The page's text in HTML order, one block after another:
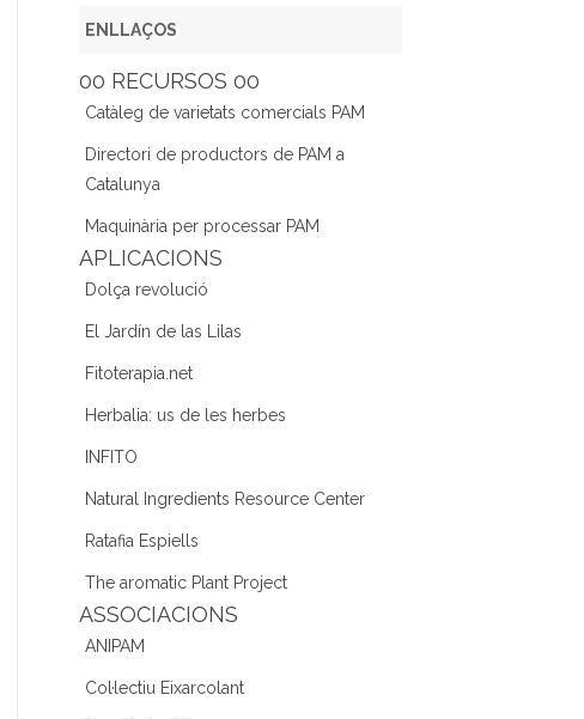
c
e
b
o
o
k
itt
er gr
a
m
dI
n
ENLLAÇOS
00 RECURSOS 00
Catàleg de varietats comercials PAM
Directori de productors de PAM a
Catalunya
Maquinària per processar PAM
APLICACIONS
Dolça revolució
El Jardín de las Lilas
Fitoterapia.net
Herbalia: us de les herbes
INFITO
Natural Ingredients Resource Center
Ratafia Espiells
The aromatic Plant Project
ASSOCIACIONS
ANIPAM
Col·lectiu Eixarcolant